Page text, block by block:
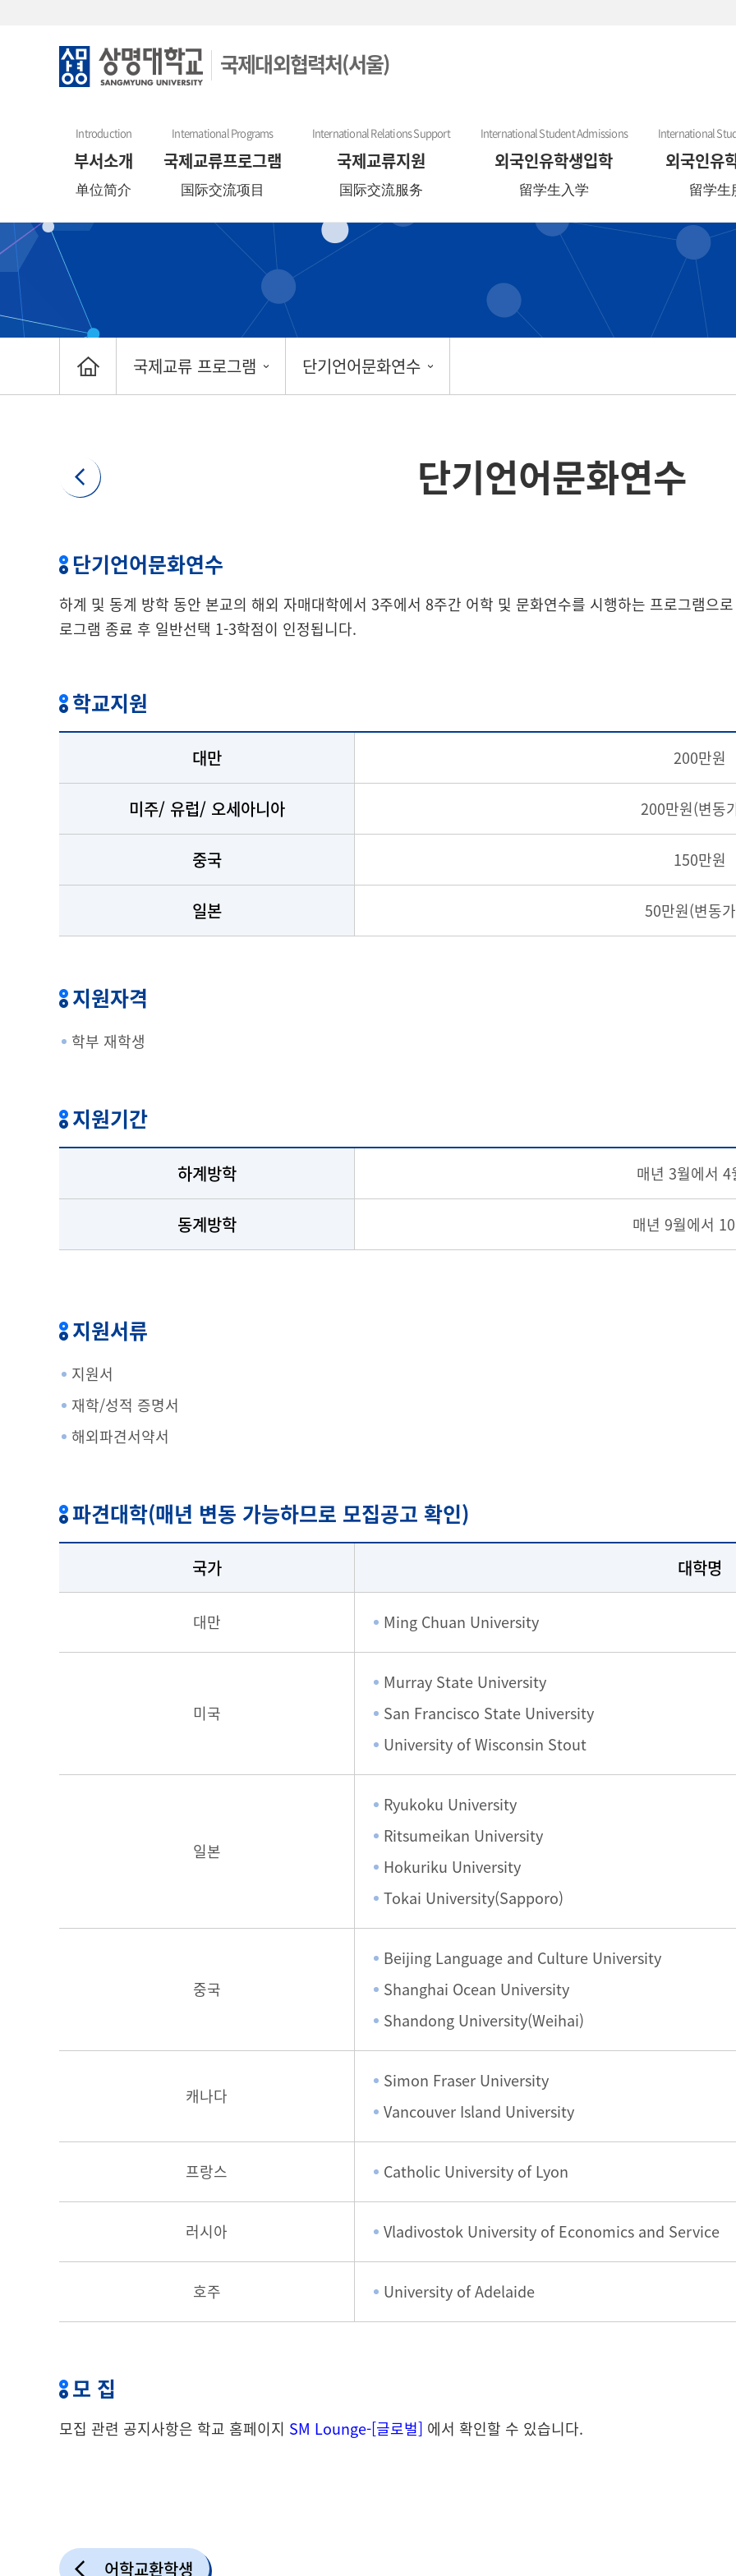
국제대외협력처(서울)
Introduction
부서소개
单位简介
International Programs
국제교류프로그램
国际交流项目
International Relations Support
국제교류지원
国际交流服务
International Student Admissions
외국인유학생입학
留学生入学
International
외국인유
留学生
국제교류 프로그램 단기언어문화연수
단기언어문화연수
단기언어문화연수
하계 및 동계 방학 동안 본교의 해외 자매대학에서 3주에서 8주간 어학 및 문화연수를 시행하는 프로그램으
로그램 종료 후 일반선택 1-3학점이 인정됩니다.
학교지원
대만 200만원
미주/유럽/오세아니아 200만원(변동
중국 150만원
일본 50만원(변동
지원자격
학부 재학생
지원기간
하계방학 매년 3월에서 4
동계방학 매년 9월에서
지원서류
지원서
재학/성적 증명서
해외파견서약서
파견대학(매년 변동 가능하므로 모집공고 확인)
국가 대학명
대만 Ming Chuan University
미국
Murray State University
San Francisco State University
University of Wisconsin Stout
일본
Ryukoku University
Ritsumeikan University
Hokuriku University
Tokai University(Sapporo)
중국
Beijing Language and Culture University
Shanghai Ocean University
Shandong University(Weihai)
캐나다
Simon Fraser University
Vancouver Island University
프랑스 Catholic University of Lyon
러시아 Vladivostok University of Economics and Service
호주 University of Adelaide
모 집
모집 관련 공지사항은 학교 홈페이지 SM Lounge-[글로벌] 에서 확인할 수 있습니다.
어학교환학생